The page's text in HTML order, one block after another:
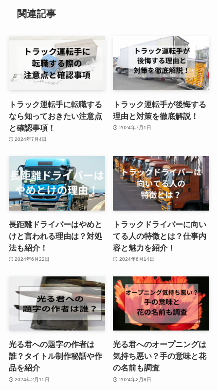
関連記事
トラック運転手に転職する
なら知っておきたい注意点
と確認事項！
2024年7月4日
トラック運転手が後悔する
理由と対策を徹底解説！
2024年7月1日
長距離ドライバーはやめと
けと言われる理由は？対処
法も紹介！
2024年6月22日
トラックドライバーに向い
てる人の特徴とは？仕事内
容と魅力を紹介！
2024年6月14日
光る君への題字の作者は
誰？タイトル制作秘話や作
品を紹介
2024年2月15日
光る君へのオープニングは
気持ち悪い？手の意味と花
の名前も調査
2024年2月8日